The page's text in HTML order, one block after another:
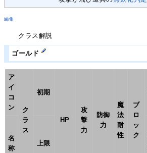
編集
クラス解説
ゴールド
ア
イ
コ
ン
ク
ラ
ス
初期
HP
攻
撃
力
防御
力
魔
法
耐
性
ブ
ロ
ッ
ク
名
称
上限